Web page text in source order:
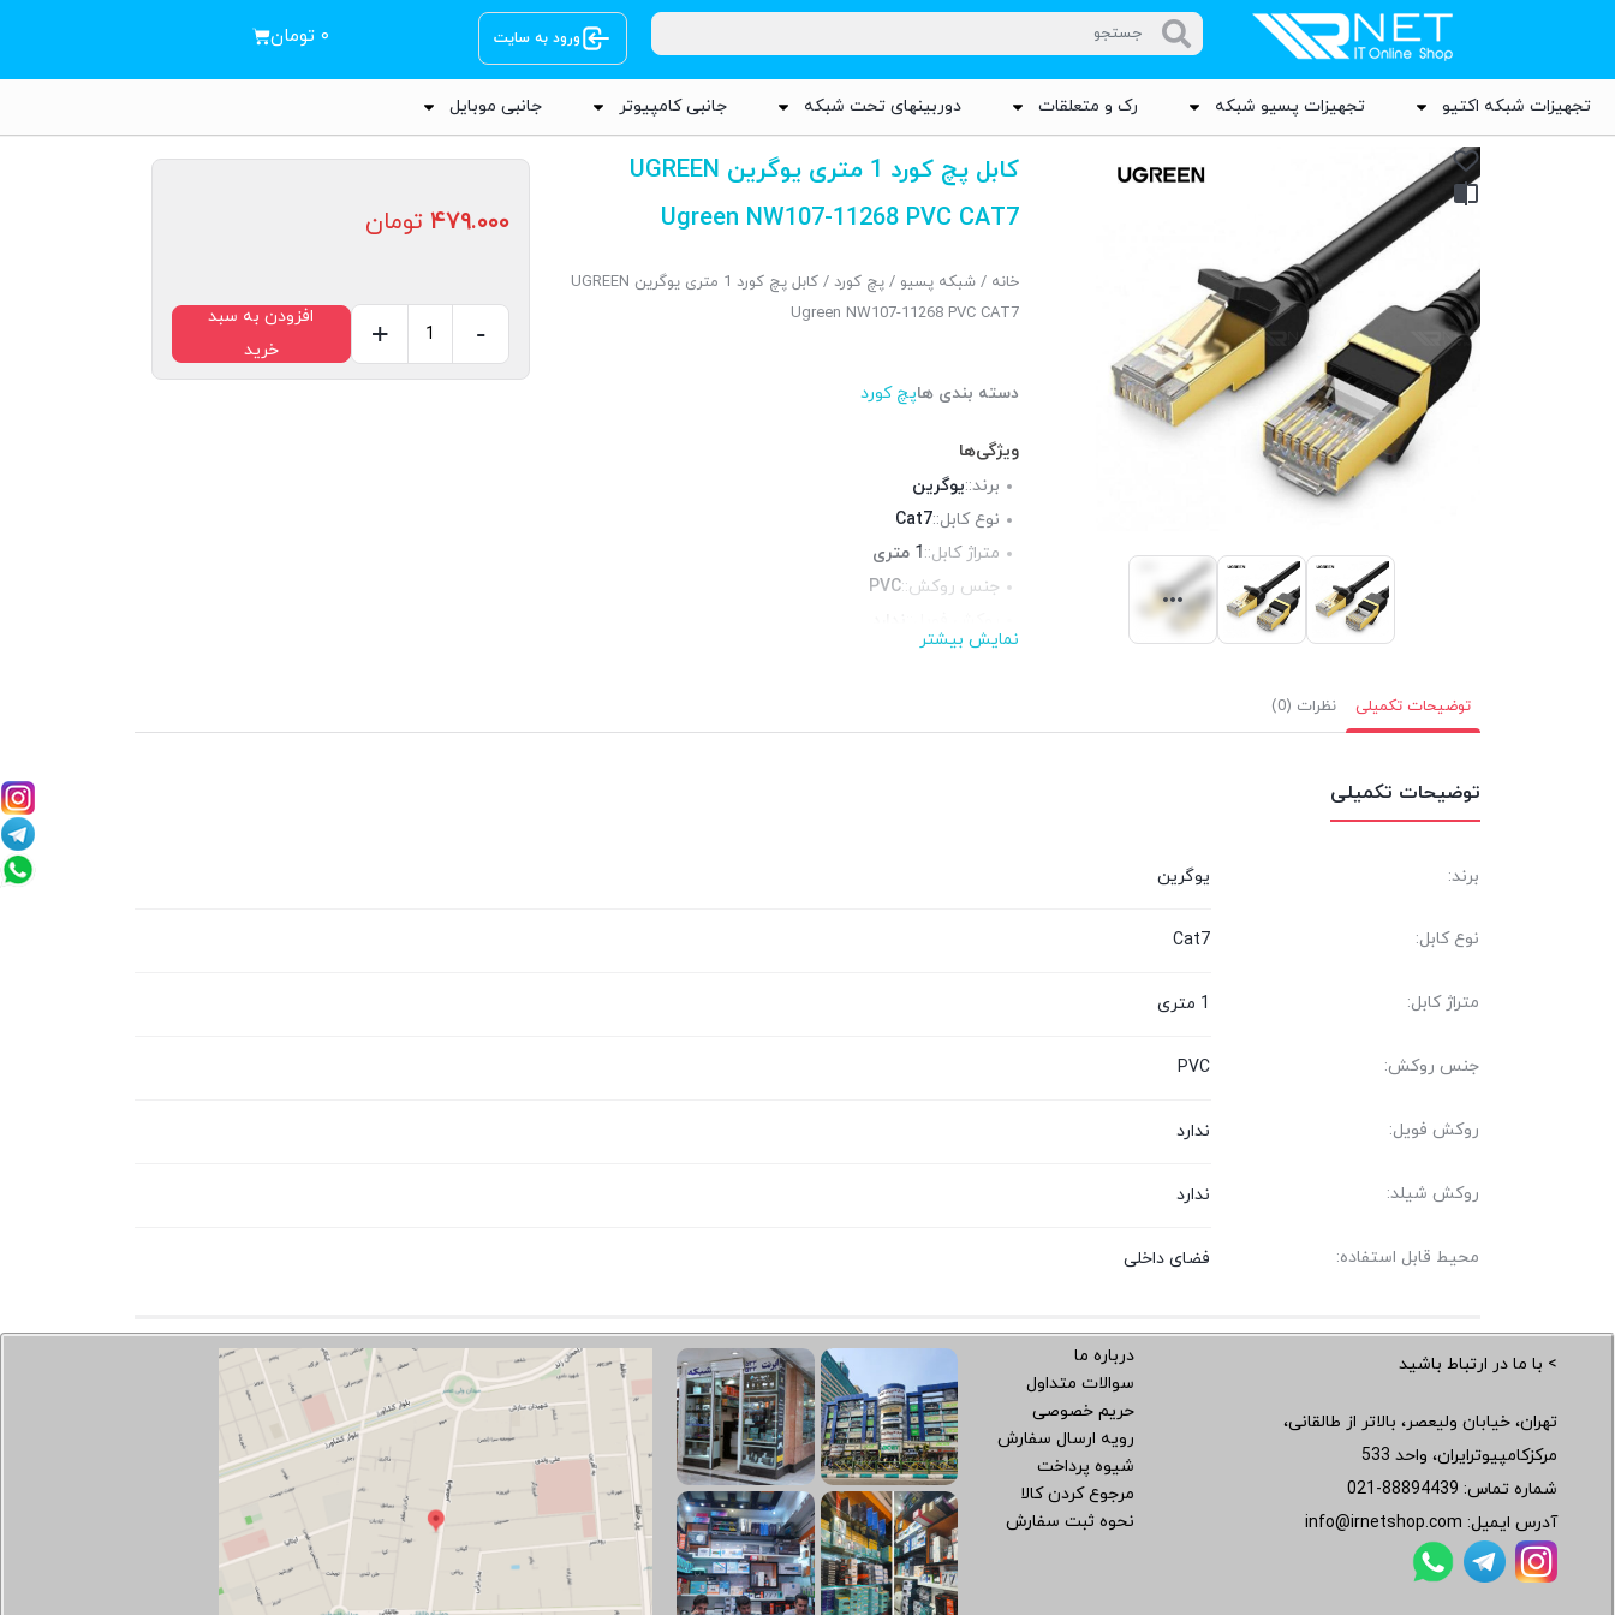
ورود به سایت ۰ تومان
تجهیزات شبکه اکتیو تجهیزات پسیو شبکه رک و متعلقات دوربینهای تحت شبکه جانبی کامپیوتر جانبی موبایل
کابل پچ کورد 1 متری یوگرین UGREEN
Ugreen NW107-11268 PVC CAT7
خانه /شبکه پسیو /پچ کورد
/ کابل پچ کورد 1 متری یوگرین UGREEN
Ugreen NW107-11268 PVC CAT7
دسته بندی هاپچ کورد
ویژگی‌ها
برند::یوگرین
نوع کابل::Cat7
متراژ کابل::1 متری
جنس روکش::PVC
روکش شیلد::
نمایش بیشتر
۴۷۹.۰۰۰ تومان
-
+
افزودن به سبد
خرید
توضیحات تکمیلی نظرات (0)
توضیحات تکمیلی
برند: یوگرین
نوع کابل: Cat7
متراژ کابل: 1 متری
جنس روکش: PVC
روکش فویل: ندارد
روکش شیلد: ندارد
محیط قابل استفاده: فضای داخلی
> با ما در ارتباط باشید
تهران، خیابان ولیعصر، بالاتر از طالقانی،
مرکزکامپیوترایران، واحد 533
شماره تماس: 021-88894439
آدرس ایمیل: info@irnetshop.com
درباره ما
سوالات متداول
حریم خصوصی
رویه ارسال سفارش
شیوه پرداخت
مرجوع کردن کالا
نحوه ثبت سفارش